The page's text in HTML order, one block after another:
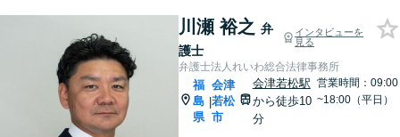
川瀬 裕之 弁
護士
インタビューを
見る
弁護士法人れいわ総合法律事務所
福
島
県
|
会津
若松
市
会津若松駅
から徒歩10
分
営業時間：09:00
~18:00（平日）